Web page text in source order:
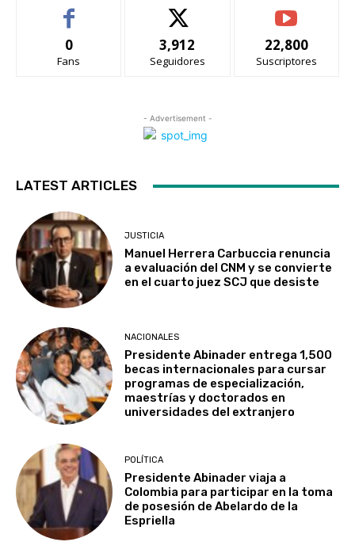
0
Fans
3,912
Seguidores
22,800
Suscriptores
- Advertisement -
LATEST ARTICLES
JUSTICIA
Manuel Herrera Carbuccia renuncia
a evaluación del CNM y se convierte
en el cuarto juez SCJ que desiste
NACIONALES
Presidente Abinader entrega 1,500
becas internacionales para cursar
programas de especialización,
maestrías y doctorados en
universidades del extranjero
POLÍTICA
Presidente Abinader viaja a
Colombia para participar en la toma
de posesión de Abelardo de la
Espriella